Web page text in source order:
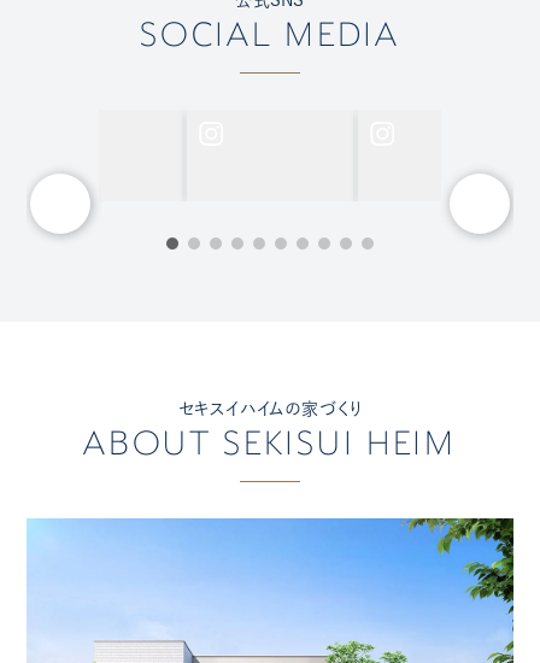
SOCIAL MEDIA
セキスイハイムの家づくり
ABOUT SEKISUI HEIM